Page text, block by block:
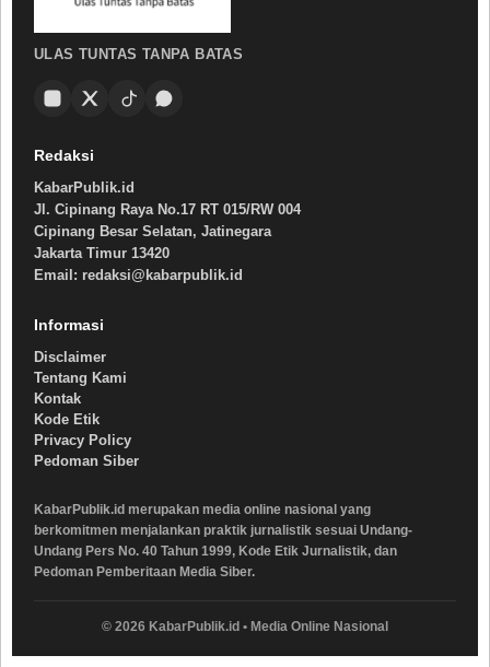
ULAS TUNTAS TANPA BATAS
Redaksi
KabarPublik.id
Jl. Cipinang Raya No.17 RT 015/RW 004
Cipinang Besar Selatan, Jatinegara
Jakarta Timur 13420
Email: redaksi@kabarpublik.id
Informasi
Disclaimer
Tentang Kami
Kontak
Kode Etik
Privacy Policy
Pedoman Siber
KabarPublik.id merupakan media online nasional yang
berkomitmen menjalankan praktik jurnalistik sesuai Undang-
Undang Pers No. 40 Tahun 1999, Kode Etik Jurnalistik, dan
Pedoman Pemberitaan Media Siber.
© 2026 KabarPublik.id • Media Online Nasional